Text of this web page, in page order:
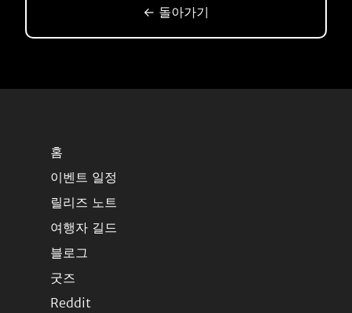
← 돌아가기
홈
이벤트 일정
릴리즈 노트
여행자 길드
블로그
굿즈
Reddit